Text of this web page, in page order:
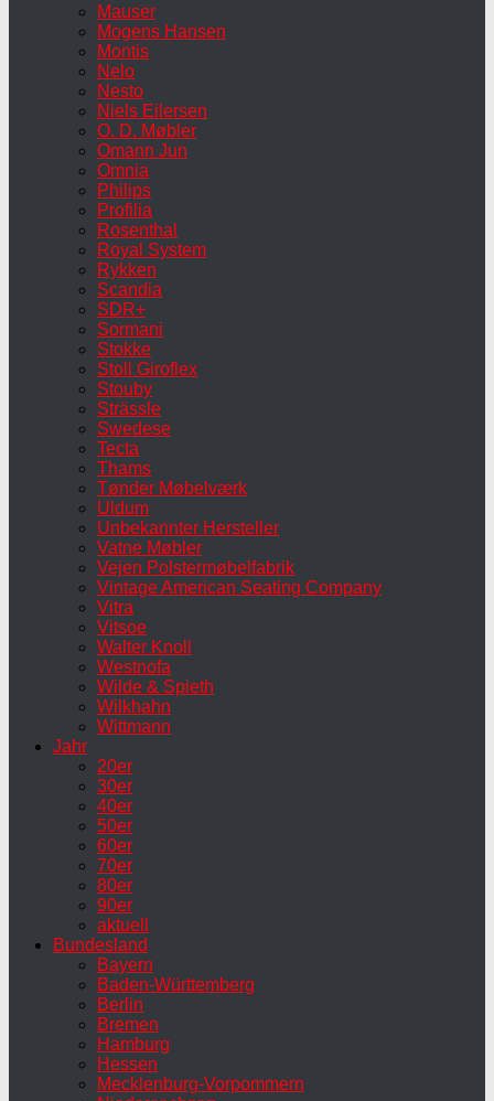
Mauser
Mogens Hansen
Montis
Nelo
Nesto
Niels Eilersen
O. D. Møbler
Omann Jun
Omnia
Philips
Profilia
Rosenthal
Royal System
Rykken
Scandia
SDR+
Sormani
Stokke
Stoll Giroflex
Stouby
Strässle
Swedese
Tecta
Thams
Tønder Møbelværk
Uldum
Unbekannter Hersteller
Vatne Møbler
Vejen Polstermøbelfabrik
Vintage American Seating Company
Vitra
Vitsoe
Walter Knoll
Westnofa
Wilde & Spieth
Wilkhahn
Wittmann
Jahr
20er
30er
40er
50er
60er
70er
80er
90er
aktuell
Bundesland
Bayern
Baden-Württemberg
Berlin
Bremen
Hamburg
Hessen
Mecklenburg-Vorpommern